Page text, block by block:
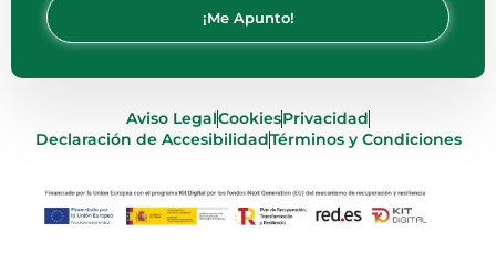
¡Me Apunto!
Aviso LegalCookiesPrivacidad
Declaración de AccesibilidadTérminos y Condiciones